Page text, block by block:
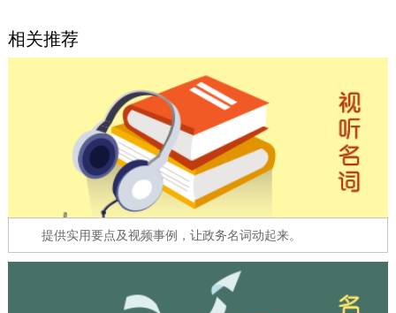
中介服务
12345网上接诉即办 我要咨询 我要建议
在线访谈 图说互动
走进北京
十六区概览
相关推荐
提供实用要点及视频事例，让政务名词动起来。